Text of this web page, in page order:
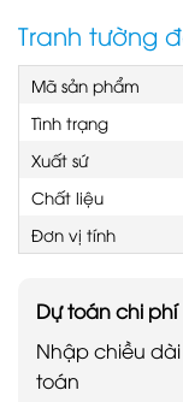
Tranh tường
Mã sản phẩm
Tình trạng
Xuất sứ
Chất liệu
Đơn vị tính
Dự toán chi phí
Nhập chiều
toán